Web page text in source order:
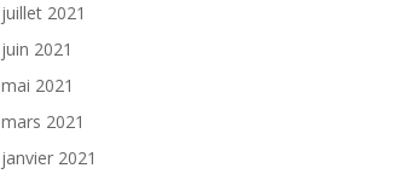
juillet 2021
juin 2021
mai 2021
mars 2021
janvier 2021